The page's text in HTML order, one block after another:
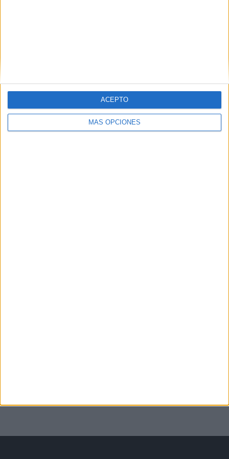
MÁS OPCIONES
ACEPTO
detenido tras entrar en una casa y
meterse en la cama de su dueña
HACE 9 HORAS